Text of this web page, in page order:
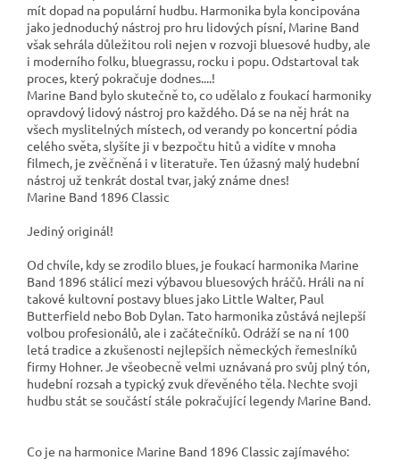
mít dopad na populární hudbu. Harmonika byla koncipována
jako jednoduchý nástroj pro hru lidových písní, Marine Band
však sehrála důležitou roli nejen v rozvoji bluesové hudby, ale
i moderního folku, bluegrassu, rocku i popu. Odstartoval tak
proces, který pokračuje dodnes....!
Marine Band bylo skutečně to, co udělalo z foukací harmoniky
opravdový lidový nástroj pro každého. Dá se na něj hrát na
všech myslitelných místech, od verandy po koncertní pódia
celého světa, slyšíte ji v bezpočtu hitů a vidíte v mnoha
filmech, je zvěčněná i v literatuře. Ten úžasný malý hudební
nástroj už tenkrát dostal tvar, jaký známe dnes!
Marine Band 1896 Classic
Jediný originál!
Od chvíle, kdy se zrodilo blues, je foukací harmonika Marine
Band 1896 stálicí mezi výbavou bluesových hráčů. Hráli na ní
takové kultovní postavy blues jako Little Walter, Paul
Butterfield nebo Bob Dylan. Tato harmonika zůstává nejlepší
volbou profesionálů, ale i začátečníků. Odráží se na ní 100
letá tradice a zkušenosti nejlepších německých řemeslníků
firmy Hohner. Je všeobecně velmi uznávaná pro svůj plný tón,
hudební rozsah a typický zvuk dřevěného těla. Nechte svoji
hudbu stát se součástí stále pokračující legendy Marine Band.
Co je na harmonice Marine Band 1896 Classic zajímavého: